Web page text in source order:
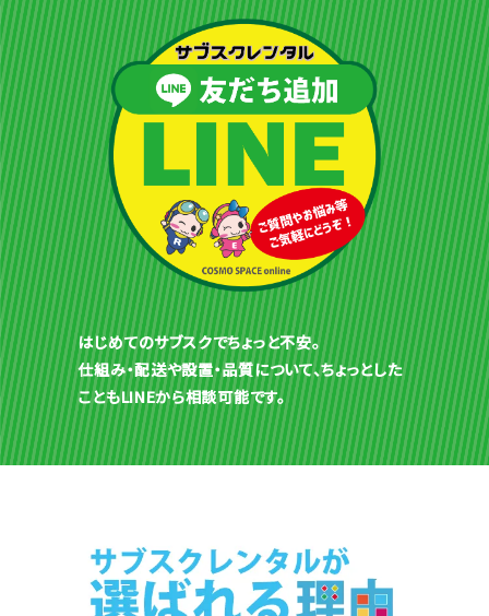
はじめてのサブスクでちょっと不安。
仕組み・配送や設置・品質について、ちょっとした
こともLINEから相談可能です。